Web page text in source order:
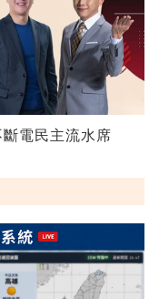
電民主流水席